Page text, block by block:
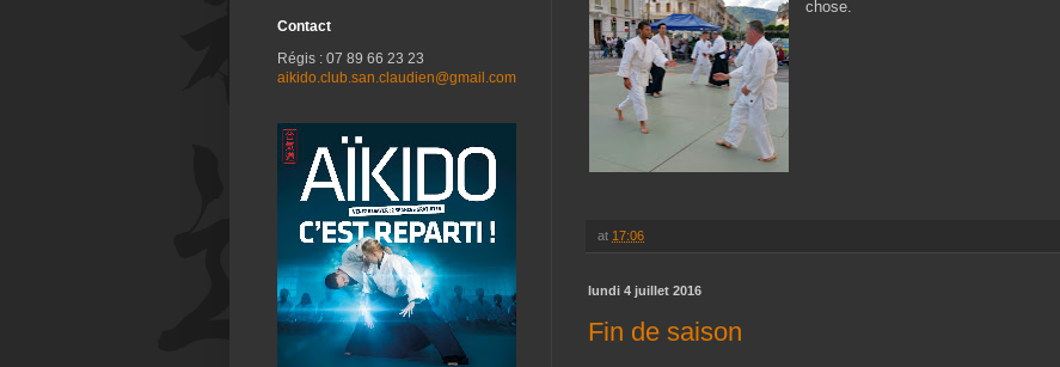
chose.
at 17:06
lundi 4 juillet 2016
Fin de saison
Contact
Régis : 07 89 66 23 23
aikido.club.san.claudien@gmail.com